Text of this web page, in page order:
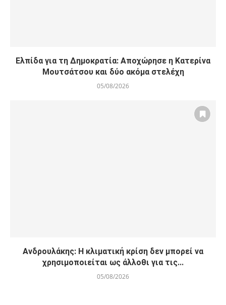
Ελπίδα για τη Δημοκρατία: Αποχώρησε η Κατερίνα
Μουτσάτσου και δύο ακόμα στελέχη
05/08/2026
Ανδρουλάκης: Η κλιματική κρίση δεν μπορεί να
χρησιμοποιείται ως άλλοθι για τις...
05/08/2026